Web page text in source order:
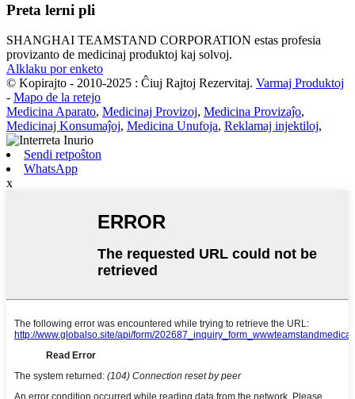
Preta lerni pli
SHANGHAI TEAMSTAND CORPORATION estas profesia
provizanto de medicinaj produktoj kaj solvoj.
Alklaku por enketo
© Kopirajto - 2010-2025 : Ĉiuj Rajtoj Rezervitaj. Varmaj Produktoj
- Mapo de la retejo
Medicina Aparato, Medicinaj Provizoj, Medicina Provizaĵo,
Medicinaj Konsumaĵoj, Medicina Unufoja, Reklamaj injektiloj,
Sendi retpoŝton
WhatsApp
x